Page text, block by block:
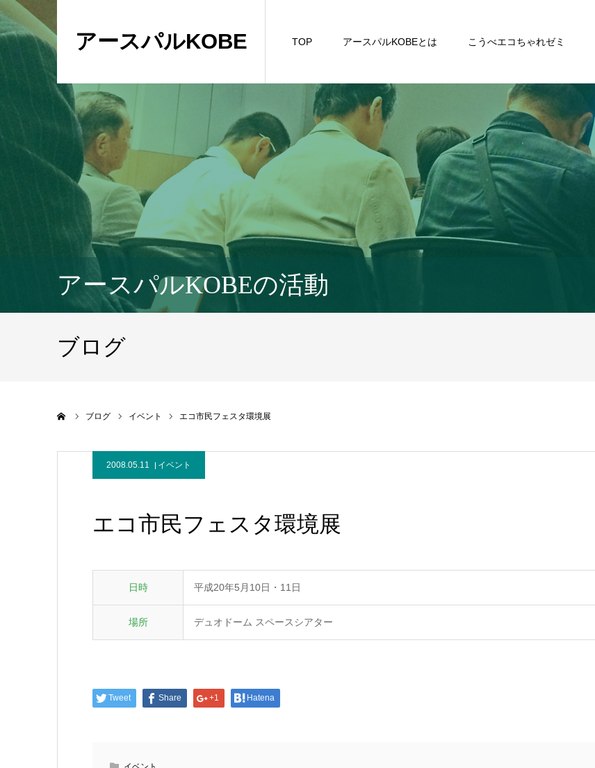
アースパルKOBE TOP アースパルKOBEとは こうべエコちゃれゼミ
アースパルKOBEの活動
ブログ
ブログ イベント エコ市民フェスタ環境展
2008.05.11 イベント
エコ市民フェスタ環境展
日時 平成20年5月10日・11日
場所 デュオドーム スペースシアター
Tweet Share +1 Hatena